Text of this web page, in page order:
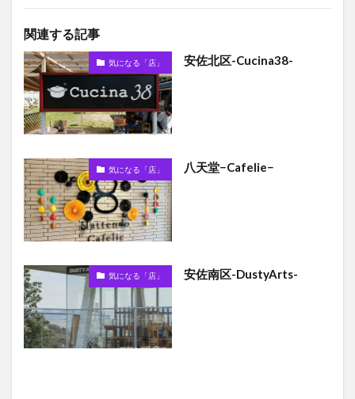
関連する記事
気になる「店」 安佐北区-Cucina38-
気になる「店」 八天堂−Cafelie−
気になる「店」 安佐南区-DustyArts-